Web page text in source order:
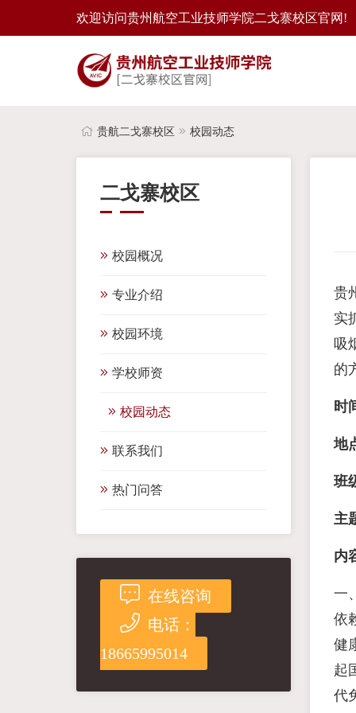
欢迎访问贵州航空工业技师学院二戈寨校区官网!
贵航二戈寨校区 校园动态
二戈寨校区
校园概况
专业介绍
校园环境
学校师资
校园动态
联系我们
热门问答
在线咨询
电话：
18665995014
贵
实
吸
的
时
地
班
主
内
一
依
健
起
代